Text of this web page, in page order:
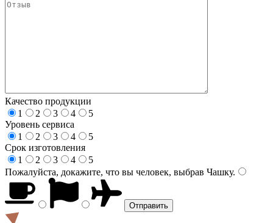
Качество продукции
1
2 3 4
5
Уровень сервиса
1
2 3 4
5
Срок изготовления
1
2 3 4
5
Пожалуйста, докажите, что вы человек, выбрав Чашку.